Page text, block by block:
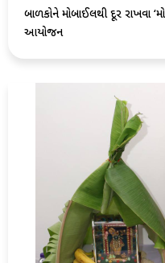
બાળકોને મોબાઈલથી દૂર રાખવા
આયોજન